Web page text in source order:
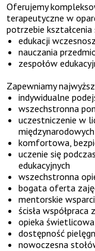
Oferujemy
terapeutyczne w
potrzebie
edukacji
nauczania
zespołów
Zapewniamy
indywidualne
wszechstronna
uczestniczenie w
międzynarodowych
komfortowa,
uczenie się
edukacyjnych
wszechstronna
bogata oferta
mentorskie
ścisła współpraca
opieka świetlicowa
dostępność
nowoczesna